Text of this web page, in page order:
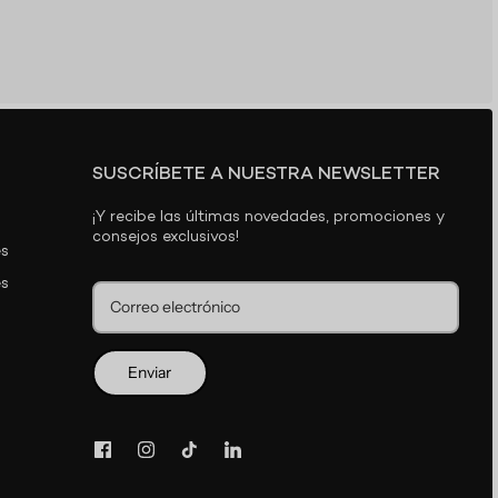
SUSCRÍBETE A NUESTRA NEWSLETTER
¡Y recibe las últimas novedades, promociones y
consejos exclusivos!
Enviar